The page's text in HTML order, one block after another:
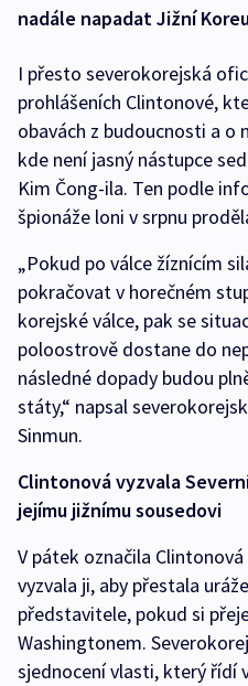
nadále napadat Jižní
I přesto severokorejská
prohlášeních Clintonové,
obavách z budoucnosti a o
kde není jasný nástupce
Kim Čong-ila. Ten podle
špionáže loni v srpnu
„Pokud po válce žíznícím
pokračovat v horečném
korejské válce, pak se
poloostrově dostane do
následné dopady budou
státy,“ napsal
Sinmun.
Clintonová vyzvala
jejímu jižnímu sousedovi
V pátek označila
vyzvala ji, aby přestala
představitele, pokud si
Washingtonem.
sjednocení vlasti, který řídí